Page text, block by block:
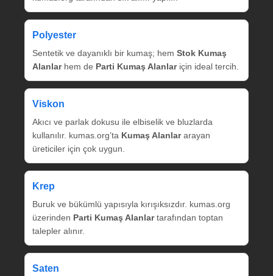
Polyester
Sentetik ve dayanıklı bir kumaş; hem Stok Kumaş
Alanlarhem de Parti Kumaş Alanlariçin ideal tercih.
Viskon
Akıcı ve parlak dokusu ile elbiselik ve bluzlarda
kullanılır. kumas.org’ta Kumaş Alanlararayan
üreticiler için çok uygun.
Krep
Buruk ve bükümlü yapısıyla kırışıksızdır. kumas.org
üzerinden Parti Kumaş Alanlartarafından toptan
talepler alınır.
Saten